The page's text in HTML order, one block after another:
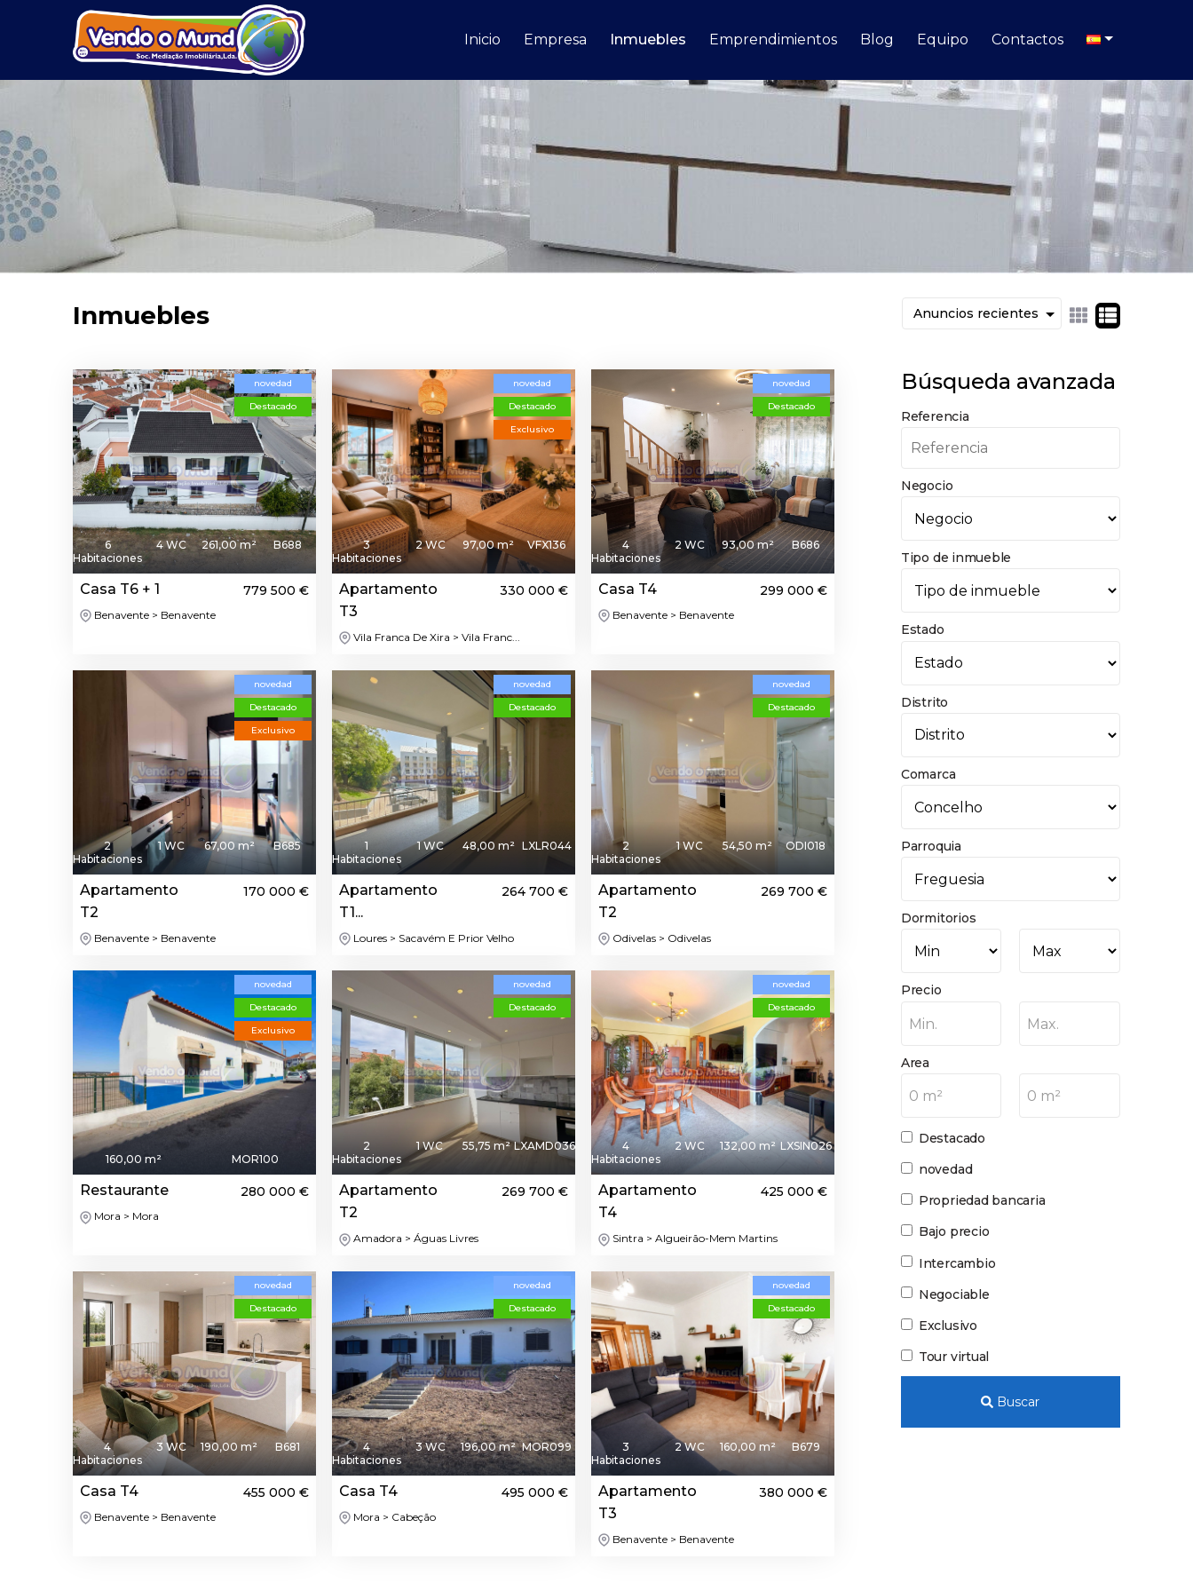
Inicio Empresa Inmuebles Emprendimientos Blog Equipo Contactos
Inmuebles
novedad
Destacado
6
Habitaciones
4 WC 261,00 m² B688
Casa T6 + 1 779 500 €
Benavente > Benavente
novedad
Destacado
Exclusivo
3
Habitaciones
2 WC 97,00 m² VFX136
Apartamento
T3
330 000 €
Vila Franca De Xira > Vila Franc...
novedad
Destacado
4
Habitaciones
2 WC 93,00 m² B686
Casa T4 299 000 €
Benavente > Benavente
novedad
Destacado
Exclusivo
2
Habitaciones
1 WC 67,00 m² B685
Apartamento
T2
170 000 €
Benavente > Benavente
novedad
Destacado
1
Habitaciones
1 WC 48,00 m² LXLR044
Apartamento
T1...
264 700 €
Loures > Sacavém E Prior Velho
novedad
Destacado
2
Habitaciones
1 WC 54,50 m² ODI018
Apartamento
T2
269 700 €
Odivelas > Odivelas
novedad
Destacado
Exclusivo
160,00 m² MOR100
Restaurante 280 000 €
Mora > Mora
novedad
Destacado
2
Habitaciones
1 WC 55,75 m² LXAMD036
Apartamento
T2
269 700 €
Amadora > Águas Livres
novedad
Destacado
4
Habitaciones
2 WC 132,00 m² LXSIN026
Apartamento
T4
425 000 €
Sintra > Algueirão-Mem Martins
novedad
Destacado
4
Habitaciones
3 WC 190,00 m² B681
Casa T4 455 000 €
Benavente > Benavente
novedad
Destacado
4
Habitaciones
3 WC 196,00 m² MOR099
Casa T4 495 000 €
Mora > Cabeção
novedad
Destacado
3
Habitaciones
2 WC 160,00 m² B679
Apartamento
T3
380 000 €
Benavente > Benavente
Búsqueda avanzada
Referencia
Negocio
Tipo de inmueble
Estado
Distrito
Comarca
Parroquia
Dormitorios
Precio
Min. Max.
Area
0 m² 0 m²
Destacado
novedad
Propriedad bancaria
Bajo precio
Intercambio
Negociable
Exclusivo
Tour virtual
Buscar